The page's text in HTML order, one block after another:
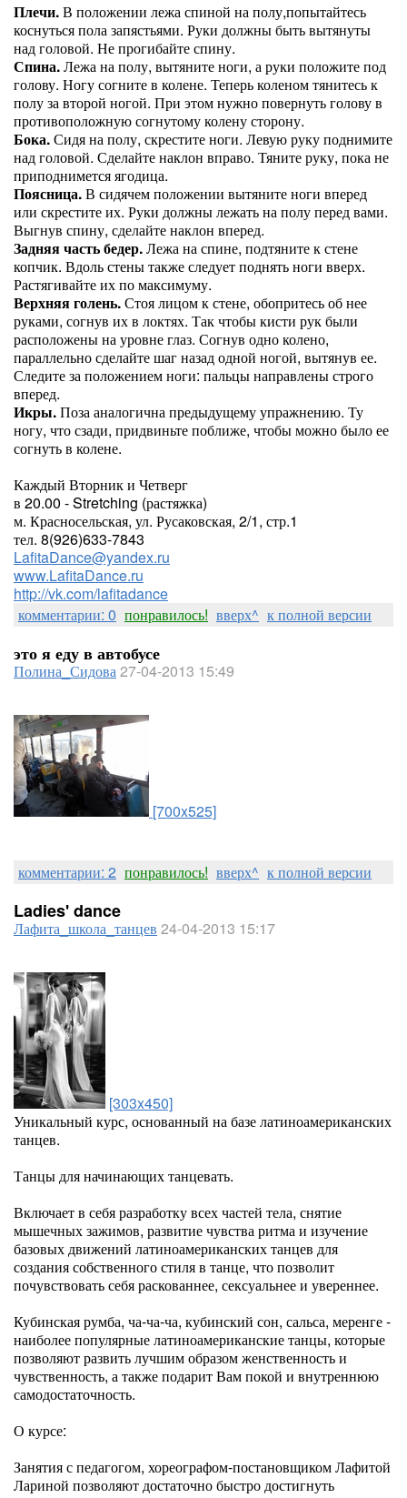
Плечи.В положении лежа спиной на полу,попытайтесь
коснуться пола запястьями. Руки должны быть вытянуты
над головой. Не прогибайте спину.
Спина.Лежа на полу, вытяните ноги, а руки положите под
голову. Ногу согните в колене. Теперь коленом тянитесь к
полу за второй ногой. При этом нужно повернуть голову в
противоположную согнутому колену сторону.
Бока.Сидя на полу, скрестите ноги. Левую руку поднимите
над головой. Сделайте наклон вправо. Тяните руку, пока не
приподнимется ягодица.
Поясница.В сидячем положении вытяните ноги вперед
или скрестите их. Руки должны лежать на полу перед вами.
Выгнув спину, сделайте наклон вперед.
Задняя часть бедер.Лежа на спине, подтяните к стене
копчик. Вдоль стены также следует поднять ноги вверх.
Растягивайте их по максимуму.
Верхняя голень.Стоя лицом к стене, обопритесь об нее
руками, согнув их в локтях. Так чтобы кисти рук были
расположены на уровне глаз. Согнув одно колено,
параллельно сделайте шаг назад одной ногой, вытянув ее.
Следите за положением ноги: пальцы направлены строго
вперед.
Икры.Поза аналогична предыдущему упражнению. Ту
ногу, что сзади, придвиньте поближе, чтобы можно было ее
согнуть в колене.
Каждый Вторник и Четверг
в 20.00 - Stretching (растяжка)
м. Красносельская, ул. Русаковская, 2/1, стр.1
тел. 8(926)633-7843
LafitaDance@yandex.ru
www.LafitaDance.ru
http://vk.com/lafitadance
комментарии: 0 понравилось! вверх^ к полной версии
это я еду в автобусе
Полина_Сидова27-04-2013 15:49
[700x525]
комментарии: 2 понравилось! вверх^ к полной версии
Ladies' dance
Лафита_школа_танцев 24-04-2013 15:17
[303x450]
Уникальный курс, основанный на базе латиноамериканских
танцев.
Танцы для начинающих танцевать.
Включает в себя разработку всех частей тела, снятие
мышечных зажимов, развитие чувства ритма и изучение
базовых движений латиноамериканских танцев для
создания собственного стиля в танце, что позволит
почувствовать себя раскованнее, сексуальнее и увереннее.
Кубинская румба, ча-ча-ча, кубинский сон, сальса, меренге -
наиболее популярные латиноамериканские танцы, которые
позволяют развить лучшим образом женственность и
чувственность, а также подарит Вам покой и внутреннюю
самодостаточность.
О курсе:
Занятия с педагогом, хореографом-постановщиком Лафитой
Лариной позволяют достаточно быстро достигнуть